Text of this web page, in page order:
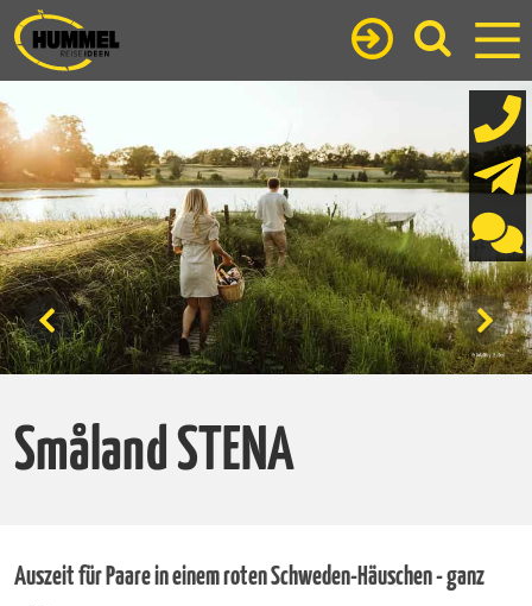
Småland STENA
Auszeit für Paare in einem roten Schweden-Häuschen - ganz